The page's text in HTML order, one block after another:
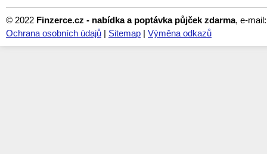
© 2022 Finzerce.cz - nabídka a poptávka půjček zdarma, e-
Ochrana osobních údajů | Sitemap | Výměna odkazů